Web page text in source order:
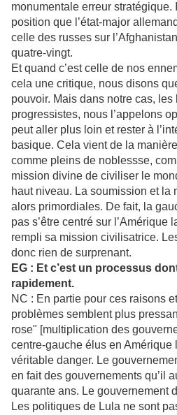
monumentale erreur stratégique.
position que l’état-major
celle des russes sur
quatre-vingt.
Et quand c’est celle de nos
cela une critique, nous disons
pouvoir. Mais dans notre cas, les
progressistes, nous l’appelons
peut aller plus loin et rester à
basique. Cela vient de la
comme pleins de noblessse,
mission divine de civiliser le
haut niveau. La soumission et la
alors primordiales. De fait, la
pas s’être centré sur l’Amérique
rempli sa mission civilisatrice.
donc rien de surprenant.
EG : Et c’est un processus
rapidement.
NC : En partie pour ces raisons
problèmes semblent plus
rose" [multiplication des
centre-gauche élus en Amérique
véritable danger. Le
en fait des gouvernements qu’il
quarante ans. Le gouvernement
Les politiques de Lula ne sont